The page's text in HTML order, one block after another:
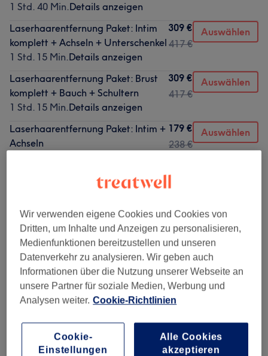
1 Std. 40 Min.Details anzeigen
Laserhaarentfernung Paket: Intim
komplett + Achseln + Unterschenkel
1 Std. 15 Min.Details anzeigen
309 €
417 €
Auswählen
Laserhaarentfernung Paket: Brust
komplett + Bauch + Schultern
1 Std. 15 Min.Details anzeigen
309 €
417 €
Auswählen
Laserhaarentfernung Paket: Intim +
Achseln
179 €
238 €
Auswählen
Flash Check-in: Persönliche Laser-
30 Min.
Details anzeigen
Alle Services
Dauerhafte Haarentfernung (24) ab 1 €
Salonbewertungen
Wir verwenden eigene Cookies und Cookies von
Dritten, um Inhalte und Anzeigen zu personalisieren,
Medienfunktionen bereitzustellen und unseren
Datenverkehr zu analysieren. Wir geben auch
Informationen über die Nutzung unserer Webseite an
unsere Partner für soziale Medien, Werbung und
Analysen weiter. Cookie-Richtlinien
Cookie-
Einstellungen
Alle Cookies
akzeptieren